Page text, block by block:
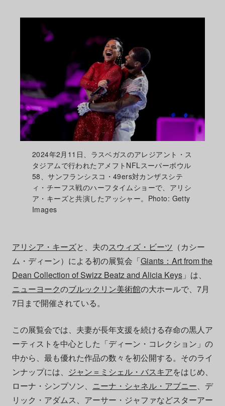
2024年2月11日、ラスベガスのアレジアント・ス
タジアムで行われたアメフトNFLスーパーボウル
58、サンフランシスコ・49ers対カンザスシテ
ィ・チーフス戦のハーフタイムショーで、アリシ
ア・キーズと共演したアッシャー。Photo: Getty
Images
アリシア・キーズと、夫のスウィズ・ビーツ （カシー
ム・ディーン）による初の展覧会「Giants：Art from the
Dean Collection of Swizz Beatz and Alicia Keys」は、
ニューヨークのブルックリン美術館の大ホールで、7月
7日まで開催されている。
この展覧会では、夫妻が長年支援を続ける存命の黒人ア
ーティストを中心とした「ディーン・コレクション」の
中から、最も優れた作品の数々を初公開する。そのライ
ンナップには、 ジャン＝ミシェル・バスキアをはじめ、
ローナ・シンプソン、 ニーナ・シャネル・アブニー 、デ
リック・アダムス、アーサー・ジャファなどスターアー